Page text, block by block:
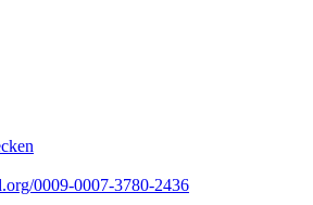
0009-0007-3780-2436